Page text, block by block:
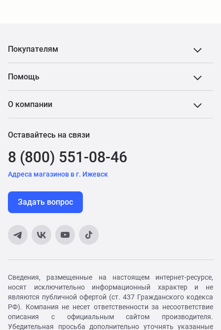
Покупателям
Помощь
О компании
Оставайтесь на связи
8 (800) 551-08-46
Адреса магазинов в г. Ижевск
Задать вопрос
Сведения, размещенные на настоящем интернет-ресурсе,
носят исключительно информационный характер и не
являются публичной офертой (ст. 437 Гражданского кодекса
РФ). Компания не несет ответственности за несоответствие
описания с официальным сайтом производителя.
Убедительная просьба дополнительно уточнять указанные